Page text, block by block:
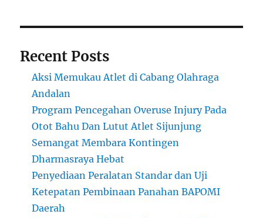
Recent Posts
Aksi Memukau Atlet di Cabang Olahraga
Andalan
Program Pencegahan Overuse Injury Pada
Otot Bahu Dan Lutut Atlet Sijunjung
Semangat Membara Kontingen
Dharmasraya Hebat
Penyediaan Peralatan Standar dan Uji
Ketepatan Pembinaan Panahan BAPOMI
Daerah